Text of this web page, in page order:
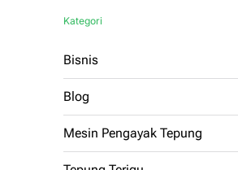
Kategori
Bisnis
Blog
Mesin Pengayak Tepung